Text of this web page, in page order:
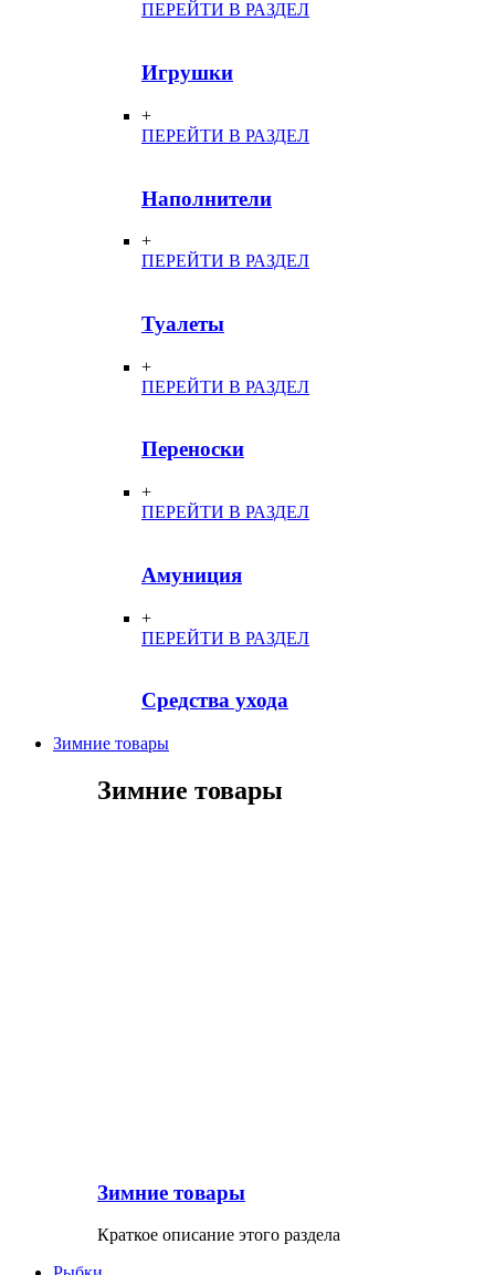
ПЕРЕЙТИ В РАЗДЕЛ
Игрушки
+
ПЕРЕЙТИ В РАЗДЕЛ
Наполнители
+
ПЕРЕЙТИ В РАЗДЕЛ
Туалеты
+
ПЕРЕЙТИ В РАЗДЕЛ
Переноски
+
ПЕРЕЙТИ В РАЗДЕЛ
Амуниция
+
ПЕРЕЙТИ В РАЗДЕЛ
Средства ухода
Зимние товары
Зимние товары
Зимние товары
Краткое описание этого раздела